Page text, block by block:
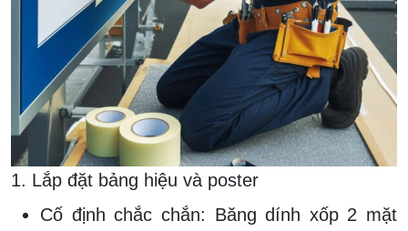
1. Lắp đặt bảng hiệu và poster
Cố định chắc chắn: Băng dính xốp 2 mặt